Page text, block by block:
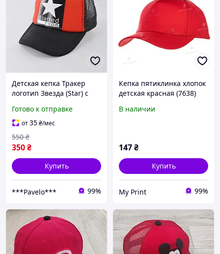
Детская кепка Тракер
логотип Звезда (Star) с
Унисекс WUKE One size
Готово к отправке
от35₴/мес
350₴
550 ₴
Купить
***Pavelo*** 99%
Кепка пятиклинка хлопок
детская красная (7638)
В наличии
147₴
Купить
My Print 99%